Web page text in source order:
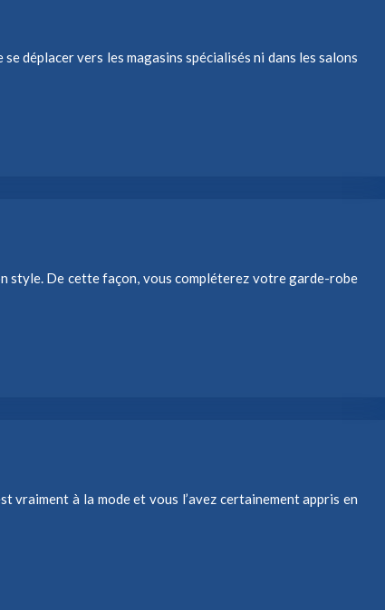
déplacer vers les magasins spécialisés ni dans les salons
style. De cette façon, vous compléterez votre garde-robe
vraiment à la mode et vous l’avez certainement appris en